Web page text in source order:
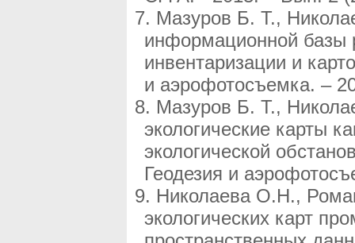
Мазуров Б. Т.,
информационной
инвентаризации и
и аэрофотосъемка. –
Мазуров Б. Т.,
экологические карты
экологической
Геодезия и
Николаева О.Н.,
экологических карт